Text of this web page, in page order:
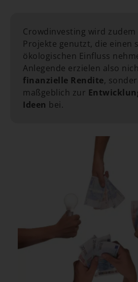
Crowdinvesting wird
Projekte genutzt, die einen
ökologischen Einfluss
Anlegende erzielen also
finanzielle Rendite,
maßgeblich zur
Ideen bei.